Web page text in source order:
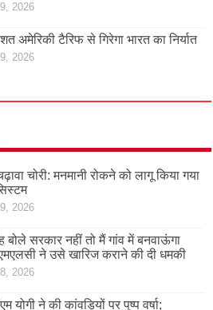
2026
अमेरिकी टैरिफ से गिरेगा भारत का निर्यात
2026
चोरी: मनमानी रोकने को लागू किया गया
2026
बोले सरकार नहीं तो मैं गांव में बनवाऊंगा
ने उसे खारिज कराने की दी धमकी
2026
योगी ने की कांवड़ियों पर पुष्प वर्षा;